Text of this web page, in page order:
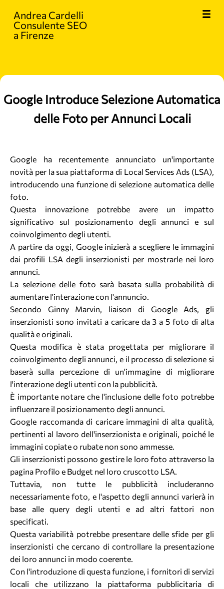
Andrea Cardelli
Consulente SEO
a Firenze
Google Introduce Selezione Automatica
delle Foto per Annunci Locali
Google ha recentemente annunciato un'importante
novità per la sua piattaforma di Local Services Ads (LSA),
introducendo una funzione di selezione automatica delle
foto.
Questa innovazione potrebbe avere un impatto
significativo sul posizionamento degli annunci e sul
coinvolgimento degli utenti.
A partire da oggi, Google inizierà a scegliere le immagini
dai profili LSA degli inserzionisti per mostrarle nei loro
annunci.
La selezione delle foto sarà basata sulla probabilità di
aumentare l'interazione con l'annuncio.
Secondo Ginny Marvin, liaison di Google Ads, gli
inserzionisti sono invitati a caricare da 3 a 5 foto di alta
qualità e originali.
Questa modifica è stata progettata per migliorare il
coinvolgimento degli annunci, e il processo di selezione si
baserà sulla percezione di un'immagine di migliorare
l'interazione degli utenti con la pubblicità.
È importante notare che l'inclusione delle foto potrebbe
influenzare il posizionamento degli annunci.
Google raccomanda di caricare immagini di alta qualità,
pertinenti al lavoro dell'inserzionista e originali, poiché le
immagini copiate o rubate non sono ammesse.
Gli inserzionisti possono gestire le loro foto attraverso la
pagina Profilo e Budget nel loro cruscotto LSA.
Tuttavia, non tutte le pubblicità includeranno
necessariamente foto, e l'aspetto degli annunci varierà in
base alle query degli utenti e ad altri fattori non
specificati.
Questa variabilità potrebbe presentare delle sfide per gli
inserzionisti che cercano di controllare la presentazione
dei loro annunci in modo coerente.
Con l'introduzione di questa funzione, i fornitori di servizi
locali che utilizzano la piattaforma pubblicitaria di